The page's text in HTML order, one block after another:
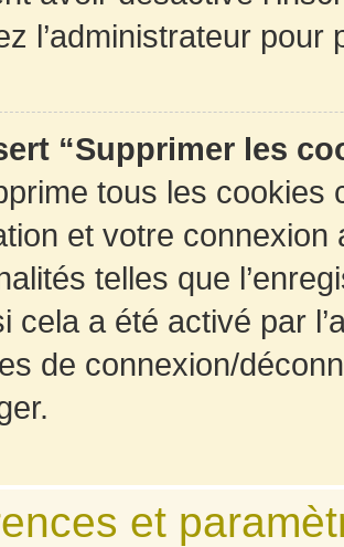
l’administrateur
“Supprimer les
tous les cookies
et votre
telles que
cela a été activé par
de connexion/
et